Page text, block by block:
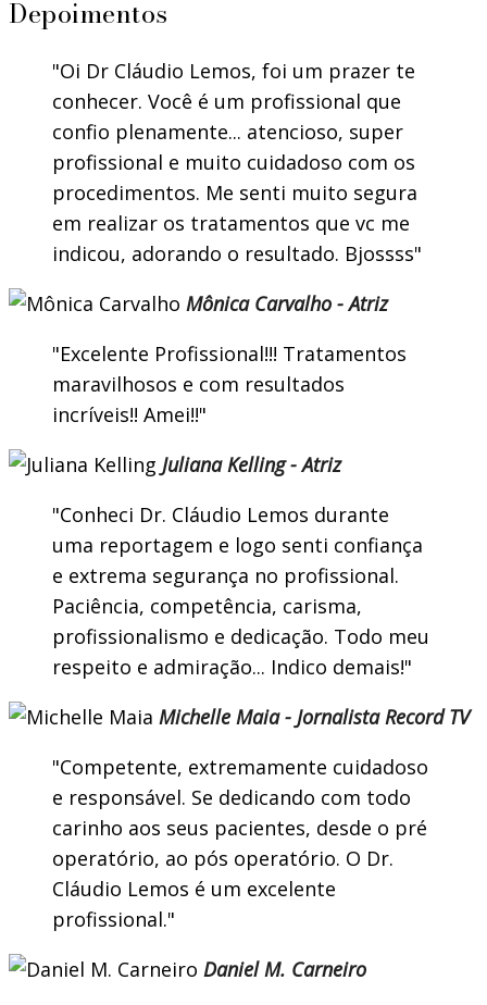
Depoimentos
Oi Dr Cláudio Lemos, foi um prazer te
conhecer. Você é um profissional que
confio plenamente... atencioso, super
profissional e muito cuidadoso com os
procedimentos. Me senti muito segura
em realizar os tratamentos que vc me
indicou, adorando o resultado. Bjossss
Mônica Carvalho - Atriz
Excelente Profissional!!! Tratamentos
maravilhosos e com resultados
incríveis!! Amei!!
Juliana Kelling - Atriz
Conheci Dr. Cláudio Lemos durante
uma reportagem e logo senti confiança
e extrema segurança no profissional.
Paciência, competência, carisma,
profissionalismo e dedicação. Todo meu
respeito e admiração... Indico demais!
Michelle Maia - Jornalista Record TV
Competente, extremamente cuidadoso
e responsável. Se dedicando com todo
carinho aos seus pacientes, desde o pré
operatório, ao pós operatório. O Dr.
Cláudio Lemos é um excelente
profissional.
Daniel M. Carneiro